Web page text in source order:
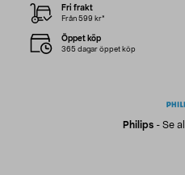
Philips- Se
Fri frakt
Från 599 kr*
Öppet köp
365 dagar öppet köp